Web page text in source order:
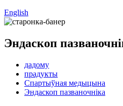
English
Эндаскоп
дадому
прадукты
Спартыўная медыцына
Эндаскоп пазваночніка